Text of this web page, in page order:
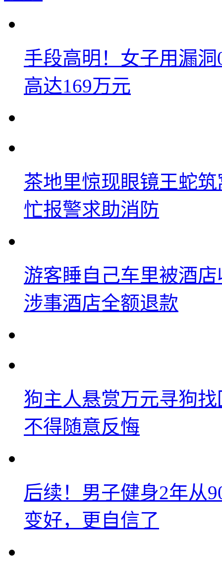
手段高明！女子用漏
高达169万元
茶地里惊现眼镜王蛇
忙报警求助消防
游客睡自己车里被酒
涉事酒店全额退款
狗主人悬赏万元寻狗
不得随意反悔
后续！男子健身2年从
变好，更自信了